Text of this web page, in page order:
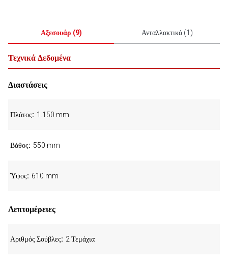
Αξεσουάρ (9) Ανταλλακτικά(1 )
Τεχνικά Δεδομένα
Διαστάσεις
Πλάτος 1.150 mm
Βάθος 550 mm
Ύψος 610 mm
Λεπτομέρειες
Αριθμός Σούβλες 2 Τεμάχια